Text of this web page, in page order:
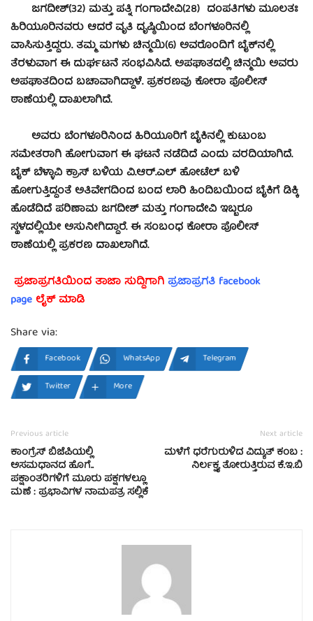
ಜಗದೀಶ್(32) ಮತ್ತು ಪತ್ನಿ ಗಂಗಾದೇವಿ(28) ದಂಪತಿಗಳು ಮೂಲತಃ
ಹಿರಿಯೂರಿನವರು ಆದರೆ ವೃತಿ ದೃಷ್ಠಿಯಿಂದ ಬೆಂಗಳೂರಿನಲ್ಲಿ
ವಾಸಿಸುತ್ತಿದ್ದರು. ತಮ್ಮ ಮಗಳು ಚಿನ್ಮಯಿ(6) ಅವರೊಂದಿಗೆ ಬೈಕ್‍ನಲ್ಲಿ
ತೆರಳುವಾಗ ಈ ದುರ್ಘಟನೆ ಸಂಭವಿಸಿದೆ. ಅಪಘಾತದಲ್ಲಿ ಚಿನ್ಮಯಿ ಅವರು
ಅಪಘಾತದಿಂದ ಬಚಾವಾಗಿದ್ದಾಳೆ. ಪ್ರಕರಣವು ಕೋರಾ ಪೊಲೀಸ್
ಠಾಣೆಯಲ್ಲಿ ದಾಖಲಾಗಿದೆ.
ಅವರು ಬೆಂಗಳೂರಿನಿಂದ ಹಿರಿಯೂರಿಗೆ ಬೈಕಿನಲ್ಲಿ ಕುಟುಂಬ
ಸಮೇತರಾಗಿ ಹೋಗುವಾಗ ಈ ಘಟನೆ ನಡೆದಿದೆ ಎಂದು ವರದಿಯಾಗಿದೆ.
ಬೈಕ್ ಬೆಳ್ಳಾವಿ ಕ್ರಾಸ್ ಬಳಿಯ ವಿ.ಆರ್.ಎಲ್ ಹೋಟೆಲ್ ಬಳಿ
ಹೋಗುತ್ತಿದ್ದಂತೆ ಅತಿವೇಗದಿಂದ ಬಂದ ಲಾರಿ ಹಿಂದಿಬಯಿಂದ ಬೈಕಿಗೆ ಡಿಕ್ಕಿ
ಹೊಡೆದಿದೆ ಪರಿಣಾಮ ಜಗದೀಶ್ ಮತ್ತು ಗಂಗಾದೇವಿ ಇಬ್ಬರೂ
ಸ್ಥಳದಲ್ಲಿಯೇ ಅಸುನೀಗಿದ್ದಾರೆ. ಈ ಸಂಬಂಧ ಕೋರಾ ಪೊಲೀಸ್
ಠಾಣೆಯಲ್ಲಿ ಪ್ರಕರಣ ದಾಖಲಾಗಿದೆ.
ಪ್ರಜಾಪ್ರಗತಿಯಿಂದ ತಾಜಾ ಸುದ್ದಿಗಾಗಿಪ್ರಜಾಪ್ರಗತಿ facebook
page ಲೈಕ್ ಮಾಡಿ
Share via:
Facebook WhatsApp
Telegram
Twitter
More
Previous article
ಕಾಂಗ್ರೆಸ್ ಬಿಜೆಪಿಯಲ್ಲಿ
ಅಸಮಧಾನದ ಹೊಗೆ..
ಪಕ್ಷಾಂತರಿಗಳಿಗೆ ಮೂರು ಪಕ್ಷಗಳಲ್ಲೂ
ಮಣೆ : ಪ್ರಭಾವಿಗಳ ನಾಮಪತ್ರ ಸಲ್ಲಿಕೆ
Next article
ಮಳೆಗೆ ಧರೆಗುರುಳಿದ ವಿದ್ಯುತ್ ಕಂಬ :
ನಿರ್ಲಕ್ಷ್ಯ ತೋರುತ್ತಿರುವ ಕೆ.ಇ.ಬಿ